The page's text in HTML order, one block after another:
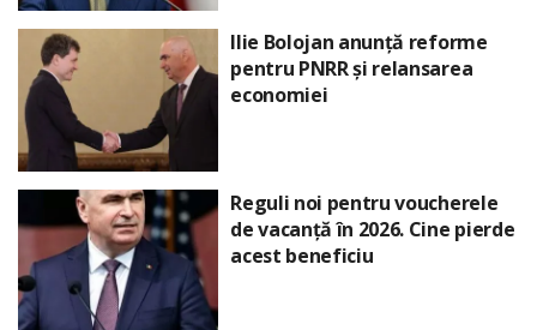
Ilie Bolojan anunță reforme
pentru PNRR și relansarea
economiei
Reguli noi pentru voucherele
de vacanță în 2026. Cine pierde
acest beneficiu